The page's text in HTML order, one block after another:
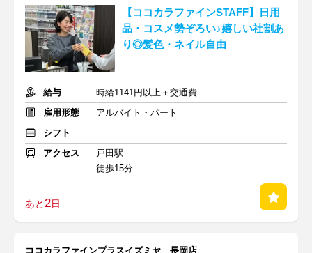
【ココカラファインSTAFF】日用
品・コスメ勢ぞろい♪嬉しい社割あ
り◎髪色・ネイル自由
給与
時給1141円以上＋交通費
雇用形態
アルバイト・パート
シフト
アクセス
戸田駅
徒歩15分
あと2日
ココカラファインプラスイズミヤ 長岡店